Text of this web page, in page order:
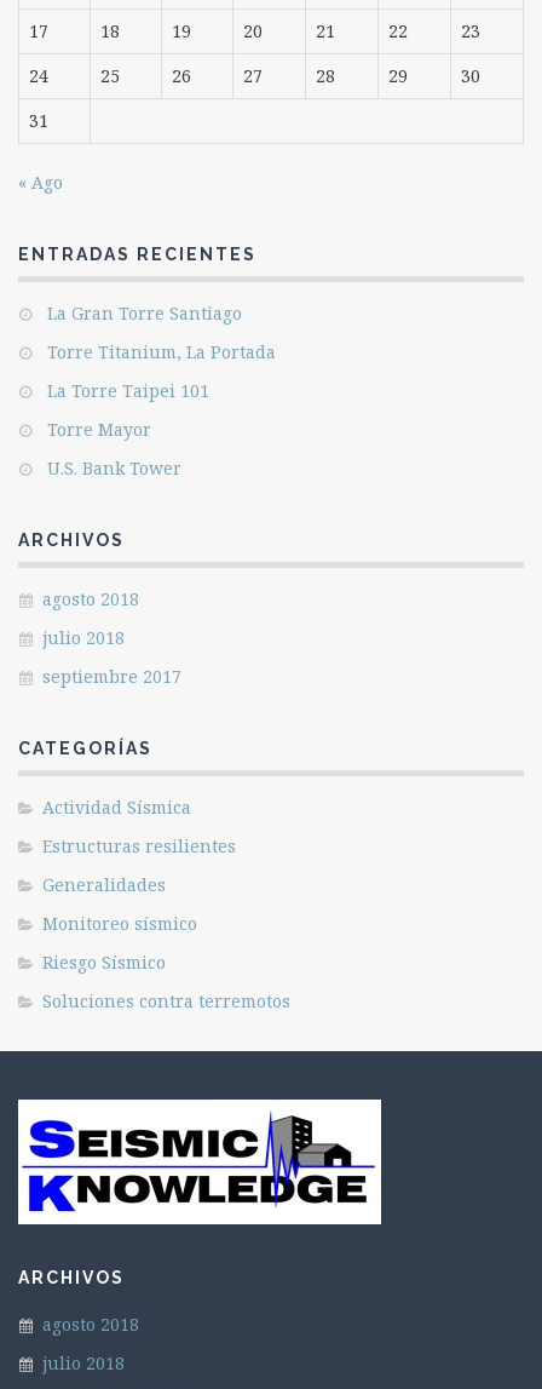
17
18 19 20 21 22
23
24
25 26 27 28 29
30
31
« Ago
ENTRADAS RECIENTES
La Gran Torre Santiago
Torre Titanium, La Portada
La Torre Taipei 101
Torre Mayor
U.S. Bank Tower
ARCHIVOS
agosto 2018
julio 2018
septiembre 2017
CATEGORÍAS
Actividad Sísmica
Estructuras resilientes
Generalidades
Monitoreo sísmico
Riesgo Sísmico
Soluciones contra terremotos
ARCHIVOS
agosto 2018
julio 2018